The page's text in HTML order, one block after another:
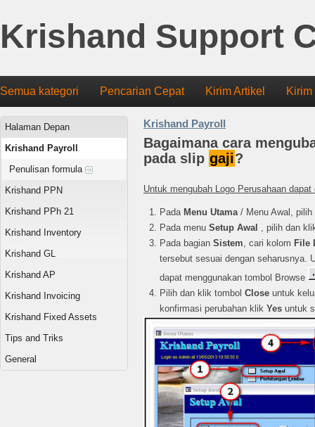
Krishand Support
Semua kategori Pencarian Cepat Kirim Artikel
Halaman Depan
Krishand Payroll
Penulisan formula
Krishand PPN
Krishand PPh 21
Krishand Inventory
Krishand GL
Krishand AP
Krishand Invoicing
Krishand Fixed Assets
Tips and Triks
General
Krishand Payroll
Bagaimana cara
pada slip gaji?
Untuk mengubah Logo Perusahaan
Pada Menu Utama / Menu Awal,
Pada menuSetup Awal , pilih dan
Pada bagianSistem , cari kolom File
tersebut sesuai dengan seharusnya.
dapat menggunakan tombol Browse
Pilih dan klik tombolClose untuk
konfirmasi perubahan klikYes untuk